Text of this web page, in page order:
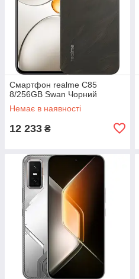
Смартфон realme C85
8/256GB Swan Чорний
Немає в наявності
12 233 ₴